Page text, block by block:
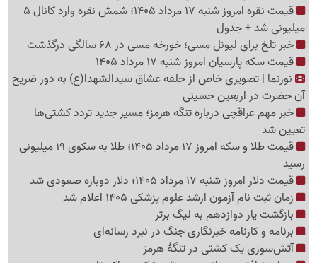
قیمت نقره امروز شنبه 17 مرداد 1405؛ شمش نقره وارد کانال 5
میلیونی شد + جدول
خبر تلخ برای لیونل مسی؛ خورخه مسی در 68 سالگی درگذشت
قیمت سکه پارسیان امروز شنبه 17 مرداد 1405
نورنما | تصویری خاص از حلقه عشاق سیدالشهدا(ع) به دور ضریح
آن حضرت در اربعین حسینی
خبر مهم عراقچی درباره تنگه هرمز؛ مسیر جدید تردد کشتی‌ها
تعیین شد
قیمت طلا و سکه امروز 17 مرداد 1405؛ طلا به سکوی 19 میلیونی
رسید
قیمت دلار امروز شنبه 17 مرداد 1405؛ دلار دوباره صعودی شد
زمان ثبت نام آزمون ارشد علوم پزشکی 1405 اعلام شد
بازگشت یار دوازدهم به لیگ برتر
برنامه و کارنامه خبرنگاری جنگ در نبرد رسانه‌ای
آتش‌سوزی یک کشتی در تنگهٔ هرمز